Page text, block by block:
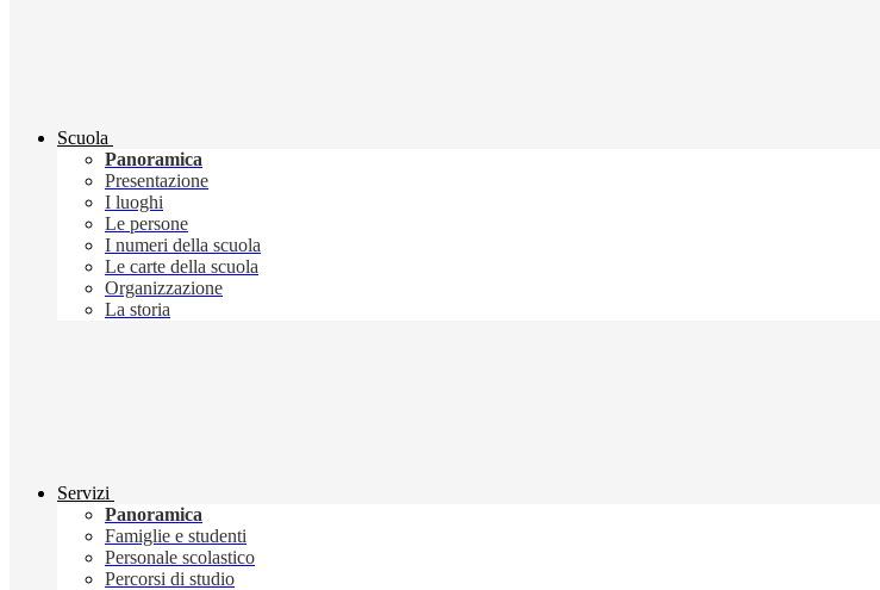
Scuola
Panoramica
Presentazione
I luoghi
Le persone
I numeri della scuola
Le carte della scuola
Organizzazione
La storia
Servizi
Panoramica
Famiglie e studenti
Personale scolastico
Percorsi di studio